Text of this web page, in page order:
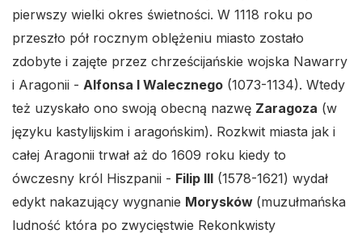
pierwszy wielki okres świetności. W 1118 roku po
przeszło pół rocznym oblężeniu miasto zostało
zdobyte i zajęte przez chrześcijańskie wojska Nawarry
i Aragonii - Alfonsa I Walecznego (1073-1134). Wtedy
też uzyskało ono swoją obecną nazwę Zaragoza (w
języku kastylijskim i aragońskim). Rozkwit miasta jak i
całej Aragonii trwał aż do 1609 roku kiedy to
ówczesny król Hiszpanii - Filip III (1578-1621) wydał
edykt nakazujący wygnanie Morysków (muzułmańska
ludność która po zwycięstwie Rekonkwisty